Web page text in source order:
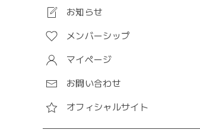
お知らせ
メンバーシップ
マイページ
お問い合わせ
オフィシャルサイト